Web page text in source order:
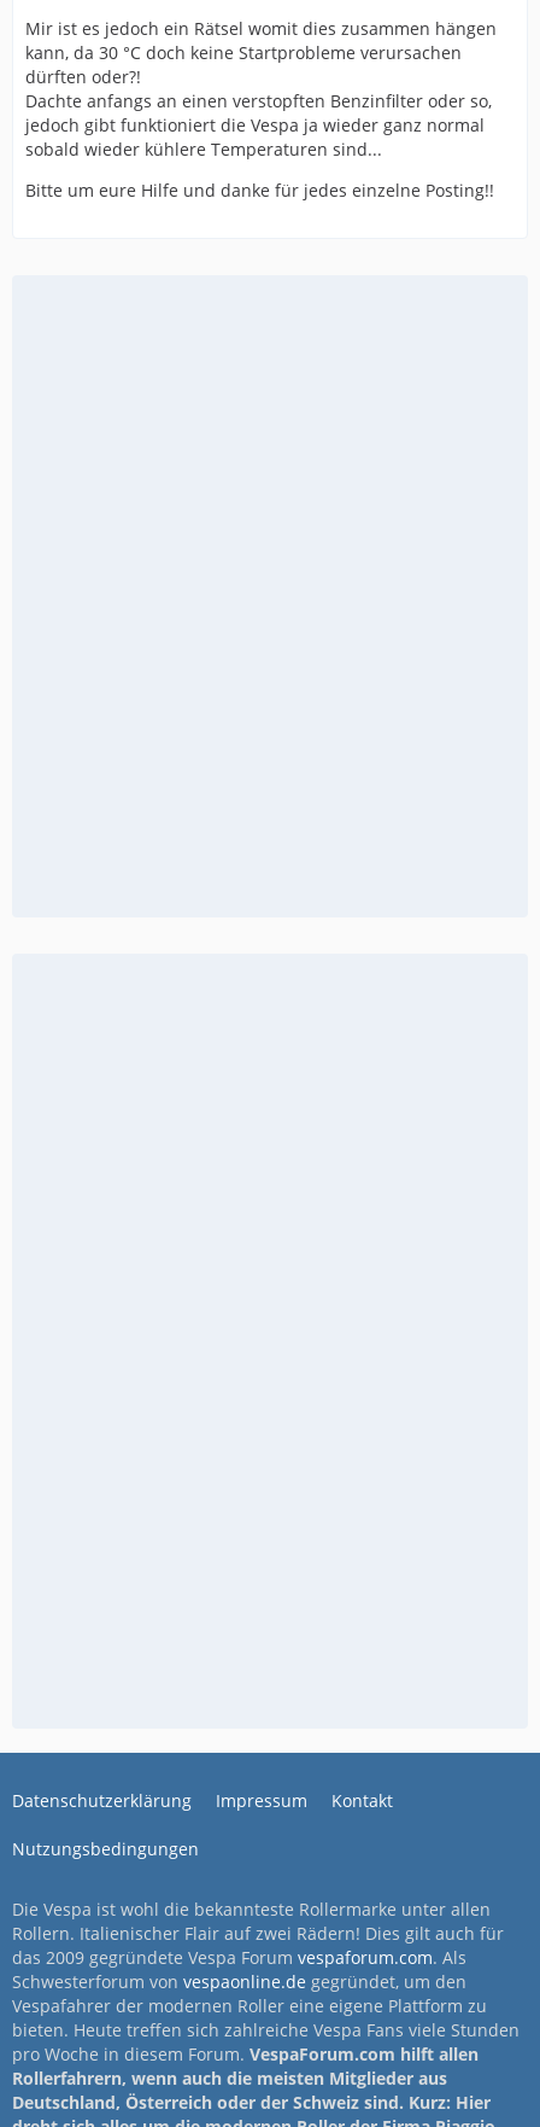
Mir ist es jedoch ein Rätsel womit dies zusammen hängen
kann, da 30 °C doch keine Startprobleme verursachen
dürften oder?!
Dachte anfangs an einen verstopften Benzinfilter oder so,
jedoch gibt funktioniert die Vespa ja wieder ganz normal
sobald wieder kühlere Temperaturen sind...
Bitte um eure Hilfe und danke für jedes einzelne Posting!!
Datenschutzerklärung Impressum Kontakt
Nutzungsbedingungen
Die Vespa ist wohl die bekannteste Rollermarke unter allen
Rollern. Italienischer Flair auf zwei Rädern! Dies gilt auch für
das 2009 gegründete Vespa Forum vespaforum.com. Als
Schwesterforum von vespaonline.de gegründet, um den
Vespafahrer der modernen Roller eine eigene Plattform zu
bieten. Heute treffen sich zahlreiche Vespa Fans viele Stunden
pro Woche in diesem Forum. VespaForum.com hilft allen
Rollerfahrern, wenn auch die meisten Mitglieder aus
Deutschland, Österreich oder der Schweiz sind. Kurz: Hier